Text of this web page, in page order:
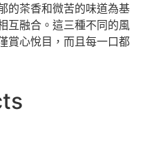
的茶香和微苦的味道為基
互融合。這三種不同的風
賞心悅目，而且每一口都